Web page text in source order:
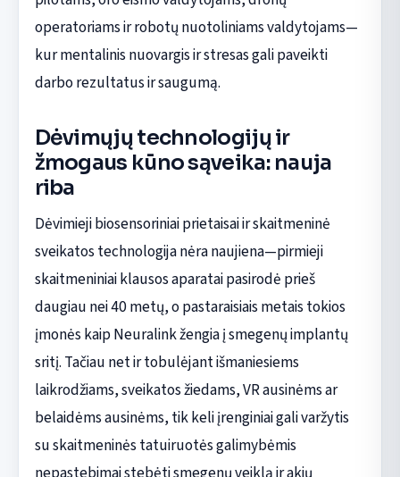
operatoriams ir robotų nuotoliniams valdytojams—
kur mentalinis nuovargis ir stresas gali paveikti
darbo rezultatus ir saugumą.
Dėvimųjų technologijų ir
žmogaus kūno sąveika: nauja
riba
Dėvimieji biosensoriniai prietaisai ir skaitmeninė
sveikatos technologija nėra naujiena—pirmieji
skaitmeniniai klausos aparatai pasirodė prieš
daugiau nei 40 metų, o pastaraisiais metais tokios
įmonės kaip Neuralink žengia į smegenų implantų
sritį. Tačiau net ir tobulėjant išmaniesiems
laikrodžiams, sveikatos žiedams, VR ausinėms ar
belaidėms ausinėms, tik keli įrenginiai gali varžytis
su skaitmeninės tatuiruotės galimybėmis